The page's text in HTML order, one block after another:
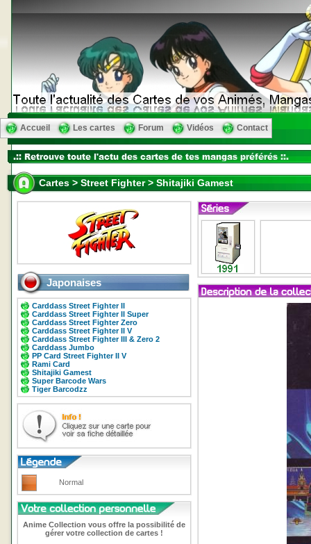
Accueil Les cartes Forum Vidéos Contact
Cartes > Street Fighter > Shitajiki Gamest
Japonaises
Carddass Street Fighter II
Carddass Street Fighter II Super
Carddass Street Fighter Zero
Carddass Street Fighter II V
Carddass Street Fighter III & Zero 2
Carddass Jumbo
PP Card Street Fighter II V
Rami Card
Shitajiki Gamest
Super Barcode Wars
Tiger Barcodzz
Normal
Anime Collection vous offre la possibilité de
gérer votre collection de cartes !